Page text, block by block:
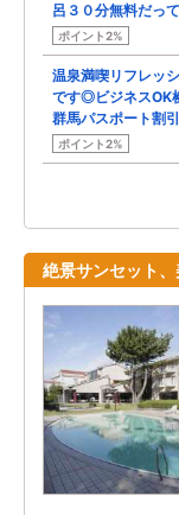
呂３０分無料だって
ポイント2%
温泉満喫リフレッ
です◎ビジネス
群馬パスポート割
ポイント2%
絶景サンセット